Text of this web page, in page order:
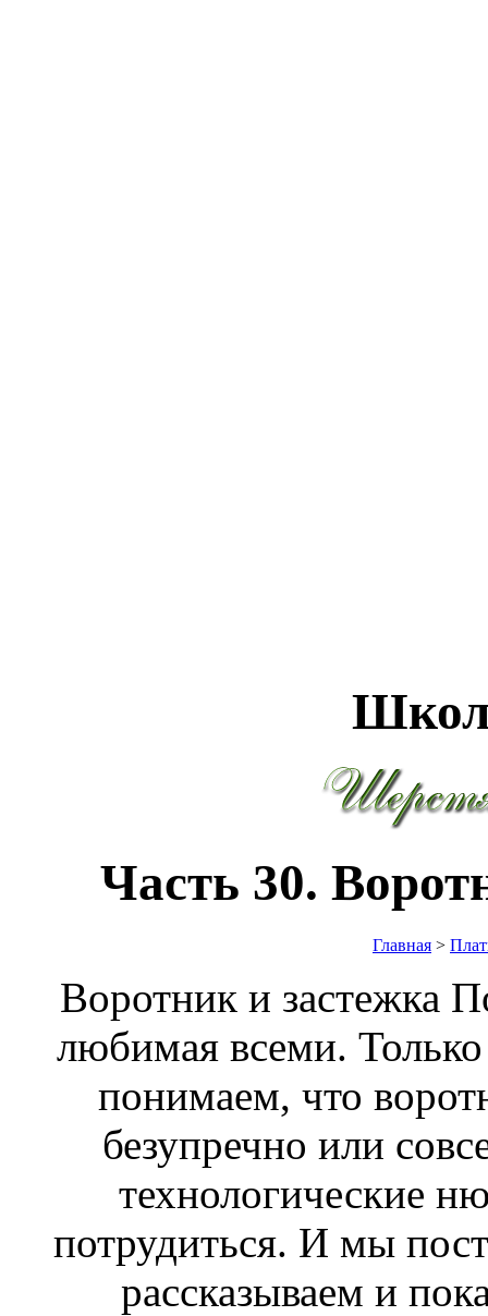
Часть 30.
Главная >
Воротник и застежка
любимая всеми.
понимаем, что
безупречно или
технологические
потрудиться. И мы
рассказываем и